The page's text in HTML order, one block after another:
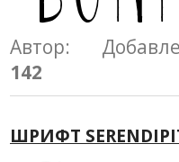
Автор:
142
ШРИФТ